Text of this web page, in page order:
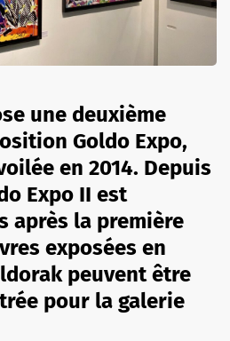
une deuxième
Goldo Expo,
en 2014. Depuis
Expo II est
après la première
exposées en
peuvent être
pour la galerie